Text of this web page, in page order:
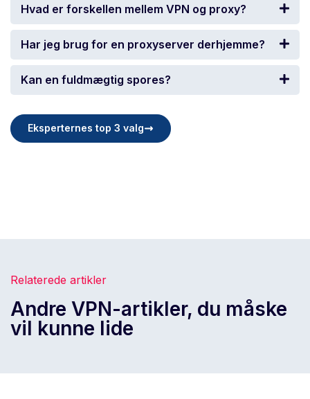
Hvad er forskellen mellem VPN og proxy?
Har jeg brug for en proxyserver derhjemme?
Kan en fuldmægtig spores?
Eksperternes top 3 valg
Relaterede artikler
Andre VPN-artikler, du måske
vil kunne lide